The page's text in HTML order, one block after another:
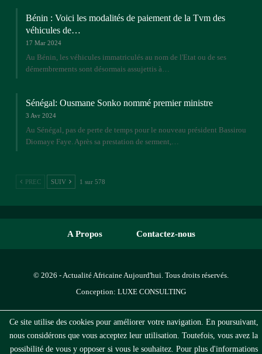
Bénin : Voici les modalités de paiement de la Tvm des
véhicules de…
17 Mar 2024
Au Bénin, les véhicules immatriculés au nom de l'Etat ou de ses
démembrements sont désormais assujettis à…
Sénégal: Ousmane Sonko nommé premier ministre
3 Avr 2024
Au Sénégal, pas de perte de temps pour le nouveau président Bassirou
Diomaye Faye. Après sa prestation de serment,…
PREC SUIV 1 sur 578
A Propos Contactez-nous
© 2026 - Actualité Africaine Aujourd'hui. Tous droits réservés.
Conception: LUXE CONSULTING
Ce site utilise des cookies pour améliorer votre navigation. En poursuivant,
nous considérons que vous acceptez leur utilisation. Toutefois, vous avez la
possibilité de vous y opposer si vous le souhaitez. Pour plus d'informations